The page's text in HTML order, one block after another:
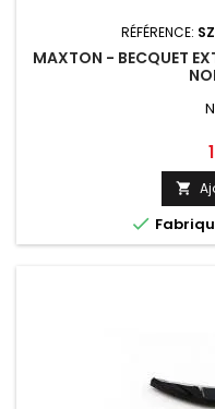
RÉFÉRENCE:
MAXTON - BECQUET

